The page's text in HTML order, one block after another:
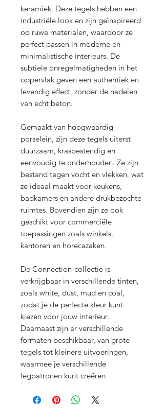
keramiek. Deze tegels hebben een
industriële look en zijn geïnspireerd
op ruwe materialen, waardoor ze
perfect passen in moderne en
minimalistische interieurs. De
subtiele onregelmatigheden in het
oppervlak geven een authentiek en
levendig effect, zonder de nadelen
van echt beton.
Gemaakt van hoogwaardig
porselein, zijn deze tegels uiterst
duurzaam, krasbestendig en
eenvoudig te onderhouden. Ze zijn
bestand tegen vocht en vlekken, wat
ze ideaal maakt voor keukens,
badkamers en andere drukbezochte
ruimtes. Bovendien zijn ze ook
geschikt voor commerciële
toepassingen zoals winkels,
kantoren en horecazaken.
De Connection-collectie is
verkrijgbaar in verschillende tinten,
zoals white, dust, mud en coal,
zodat je de perfecte kleur kunt
kiezen voor jouw interieur.
Daarnaast zijn er verschillende
formaten beschikbaar, van grote
tegels tot kleinere uitvoeringen,
waarmee je verschillende
legpatronen kunt creëren.